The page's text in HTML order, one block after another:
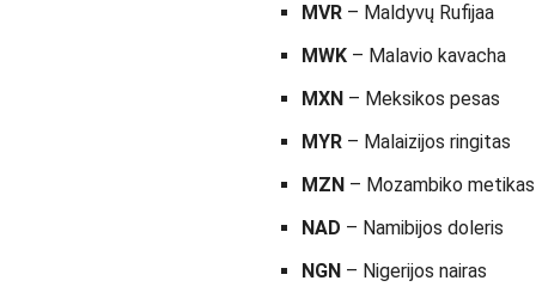
MVR – Maldyvų Rufijaa
MWK – Malavio kavacha
MXN – Meksikos pesas
MYR – Malaizijos ringitas
MZN – Mozambiko metikas
NAD – Namibijos doleris
NGN – Nigerijos nairas